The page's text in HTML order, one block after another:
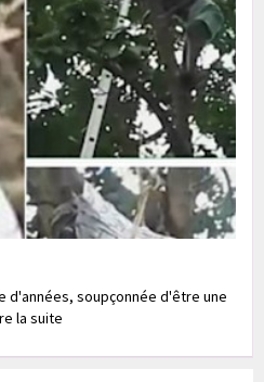
d'années, soupçonnée d'être une
la suite